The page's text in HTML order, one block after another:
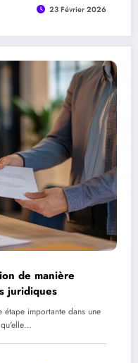
23 Février 2026
de manière
juridiques
étape importante dans une
qu'elle…